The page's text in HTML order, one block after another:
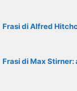
Frasi di Alfred
Frasi di Max